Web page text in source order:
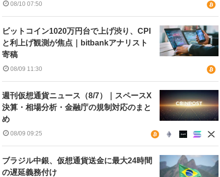
08/10 07:50
ビットコイン1020万円台で上げ渋り、CPI
と利上げ観測が焦点｜bitbankアナリスト
寄稿
08/09 11:30
週刊仮想通貨ニュース（8/7）｜スペースX
決算・相場分析・金融庁の規制対応のまと
め
08/09 09:25
ブラジル中銀、仮想通貨送金に最大24時間
の遅延義務付け